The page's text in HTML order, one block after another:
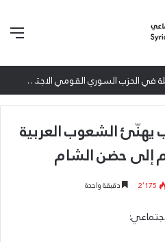
عمدة الثقافة والفنون الجميلة في الحزب السوري القومي الاجتماعي تعلن نتائج الدورة الخامسة من جائزة أنطون سعاده الأدبية
يهنّئ الشعوب العربية
إلى حضن الشام
2٬175 دقيقة واحدة